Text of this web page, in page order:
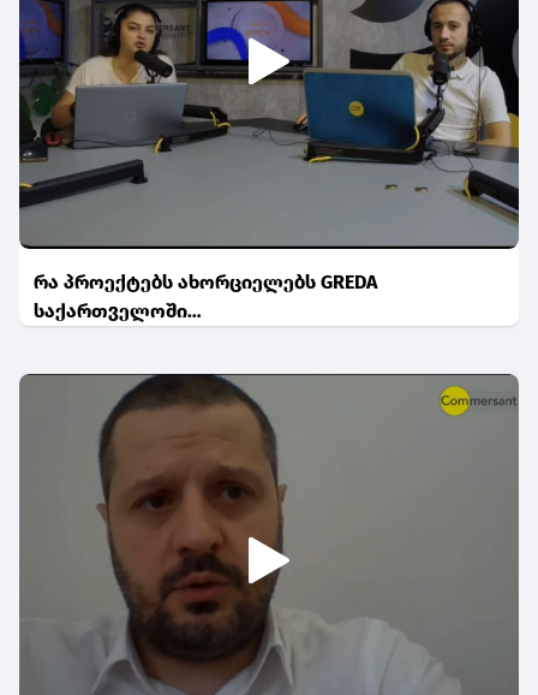
რა პროექტებს ახორციელებს GREDA
საქართველოში…